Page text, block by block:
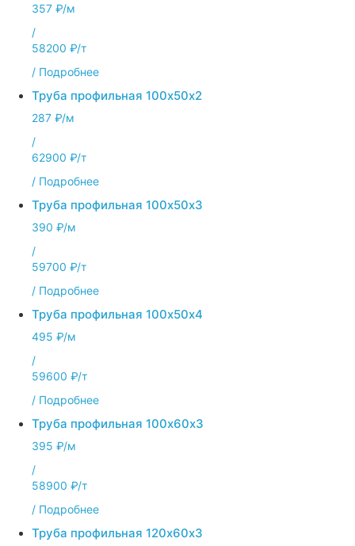
357 ₽/м
/
58200 ₽/т
/ Подробнее
Труба профильная 100х50х2
287 ₽/м
/
62900 ₽/т
/ Подробнее
Труба профильная 100х50х3
390 ₽/м
/
59700 ₽/т
/ Подробнее
Труба профильная 100х50х4
495 ₽/м
/
59600 ₽/т
/ Подробнее
Труба профильная 100х60х3
395 ₽/м
/
58900 ₽/т
/ Подробнее
Труба профильная 120х60х3